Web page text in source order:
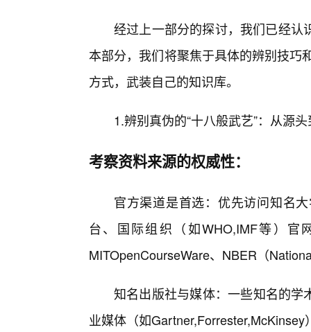
经过上一部分的探讨，我们已经认
本部分，我们将聚焦于具体的辨别技巧
方式，武装自己的知识库。
1.辨别真伪的“十八般武艺”：从源
考察资料来源的权威性：
官方渠道是首选：优先访问知名
台、国际组织（如WHO,IMF等）
MITOpenCourseWare、NBER（
知名出版社与媒体：一些知名的学
业媒体（如